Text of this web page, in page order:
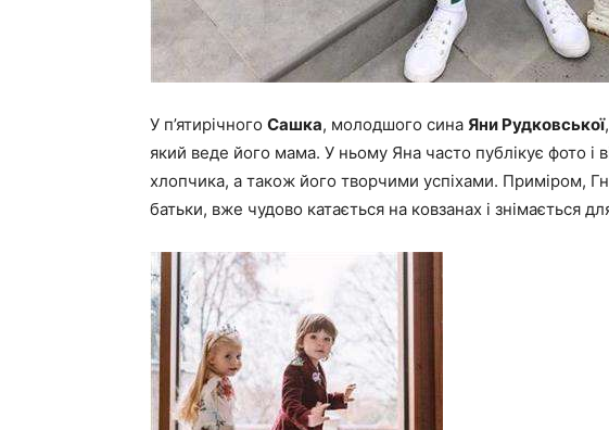
У п’ятирічного Сашка, молодшого сина Яни Рудковської
який веде його мама. У ньому Яна часто публікує фото і
хлопчика, а також його творчими успіхами. Приміром,
батьки, вже чудово катається на ковзанах і знімається